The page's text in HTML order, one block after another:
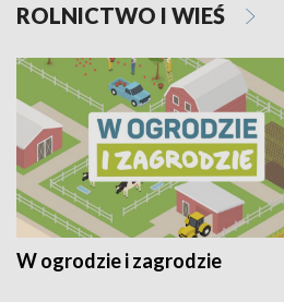
ROLNICTWO I WIEŚ
W ogrodzie i zagrodzie